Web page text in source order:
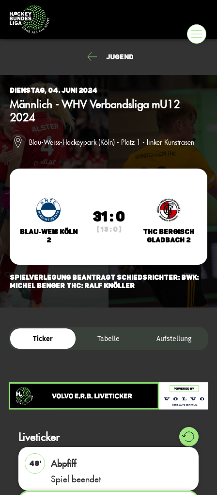
Jugend
Dienstag, 04. Juni 2024
Männlich - WHV Verbandsliga mU12
2024
Blau-Weiss-Hockeypark (Köln) - Platz 1 - linker Kunstrasen
Blau-Weiß Köln
2
31 : 0
( 13 : 0 )
THC Bergisch
Gladbach 2
Spielverlegung beantragt Schiedsrichter: BWK:
Michel Benger THC: Ralf Knöller
Ticker Tabelle Aufstellung
Liveticker
48'
Abpfiff
Spiel beendet